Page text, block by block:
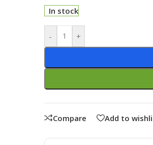
In stock
- +
Alternative:
Compare Add to